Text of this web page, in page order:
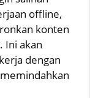
offline,
konten
Ini akan
dengan